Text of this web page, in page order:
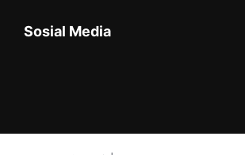
Sosial Media